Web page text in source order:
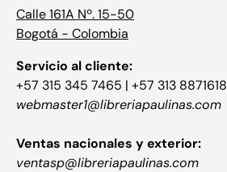
Calle 161A Nº. 15-50
Bogotá - Colombia
Servicio al cliente:
+57 315 345 7465 | +57 313 8871618
webmaster1@libreriapaulinas.com
Ventas nacionales y exterior:
ventasp@libreriapaulinas.com